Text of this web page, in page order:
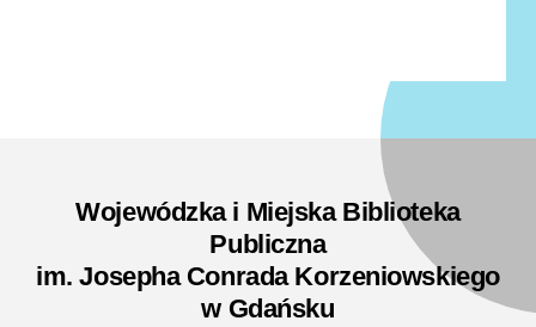
Wojewódzka i Miejska Biblioteka
Publiczna
im. Josepha Conrada Korzeniowskiego
w Gdańsku